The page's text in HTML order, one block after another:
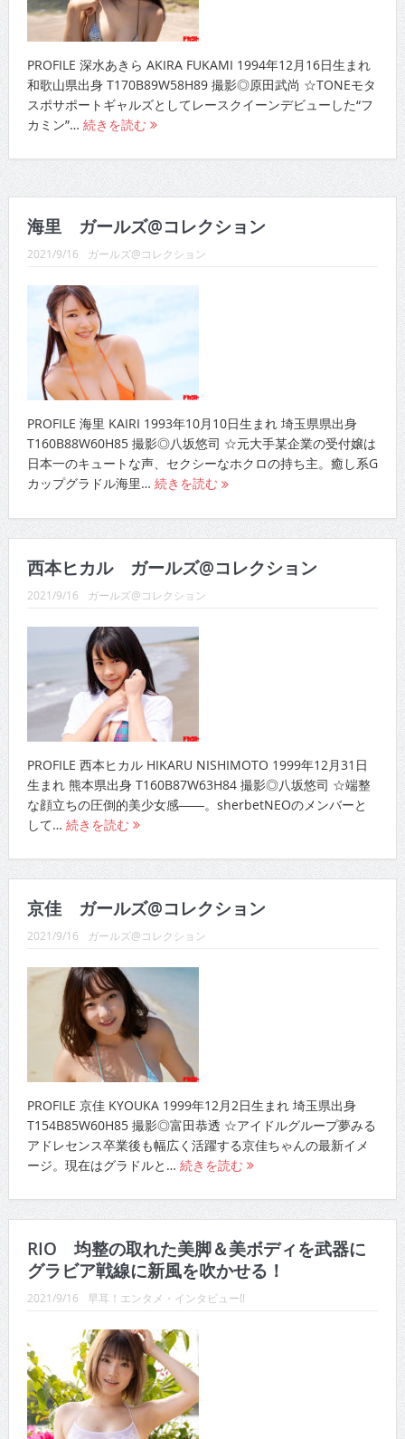
PROFILE 深水あきら AKIRA FUKAMI 1994年12月16日生まれ
和歌山県出身 T170B89W58H89 撮影◎原田武尚 ☆TONEモタ
スポサポートギャルズとしてレースクイーンデビューした“フ
カミン”…続きを読む
2021/9/16 ガールズ@コレクション
PROFILE 海里 KAIRI 1993年10月10日生まれ 埼玉県県出身
T160B88W60H85 撮影◎八坂悠司 ☆元大手某企業の受付嬢は
日本一のキュートな声、セクシーなホクロの持ち主。癒し系G
カップグラドル海里…続きを読む
2021/9/16 ガールズ@コレクション
PROFILE 西本ヒカル HIKARU NISHIMOTO 1999年12月31日
生まれ 熊本県出身 T160B87W63H84 撮影◎八坂悠司 ☆端整
な顔立ちの圧倒的美少女感――。sherbetNEOのメンバーと
して…続きを読む
2021/9/16 ガールズ@コレクション
PROFILE 京佳 KYOUKA 1999年12月2日生まれ 埼玉県出身
T154B85W60H85 撮影◎富田恭透 ☆アイドルグループ夢みる
アドレセンス卒業後も幅広く活躍する京佳ちゃんの最新イメ
ージ。現在はグラドルと…続きを読む
グラビア戦線に新風を吹かせる！
2021/9/16 早耳！エンタメ・インタビュー!!